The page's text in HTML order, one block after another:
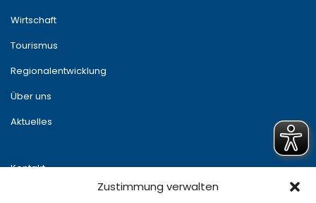
Zustimmung verwalten
Wirtschaft
Tourismus
Regionalentwicklung
Über uns
Aktuelles
Kontakt